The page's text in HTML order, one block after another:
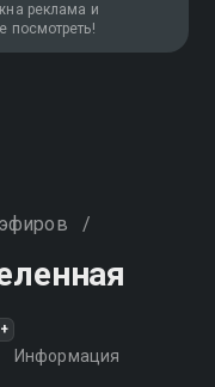
реклама и
посмотреть!
/
Информация